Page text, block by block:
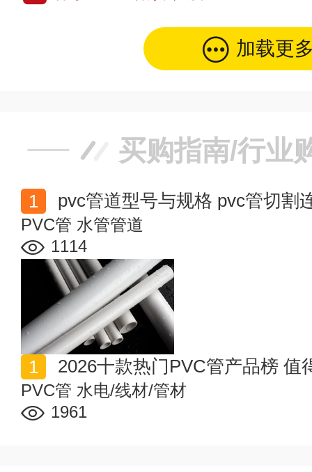
加载更
买购指南/行业
pvc管道型号与规格 pvc管切割
PVC管 水管管道
1114
2026十款热门PVC管产品榜 值
PVC管 水电/线材/管材
1961